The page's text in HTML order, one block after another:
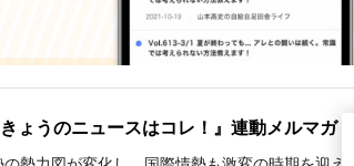
ょうのニュースはコレ！』連動メルマガ